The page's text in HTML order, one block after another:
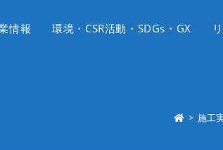
情報 環境・CSR活動・SDGs・GX
> 施工